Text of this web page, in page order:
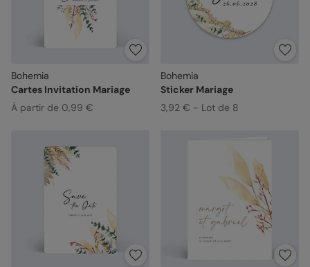
Bohemia
Cartes Invitation Mariage
À partir de 0,99 €
Bohemia
Sticker Mariage
3,92 € - Lot de 8